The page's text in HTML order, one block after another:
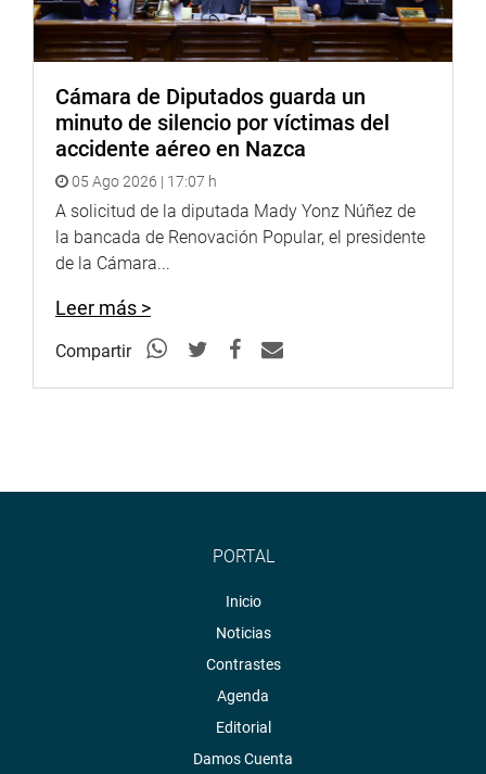
Cámara de Diputados guarda un
minuto de silencio por víctimas del
accidente aéreo en Nazca
05 Ago 2026 | 17:07 h
A solicitud de la diputada Mady Yonz Núñez de
la bancada de Renovación Popular, el presidente
de la Cámara...
Leer más >
Compartir
PORTAL
Inicio
Noticias
Contrastes
Agenda
Editorial
Damos Cuenta